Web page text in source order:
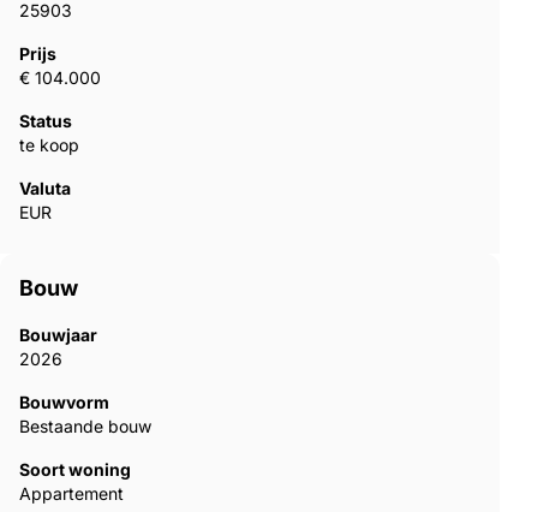
25903
Prijs
€ 104.000
Status
te koop
Valuta
EUR
Bouw
Bouwjaar
2026
Bouwvorm
Bestaande bouw
Soort woning
Appartement